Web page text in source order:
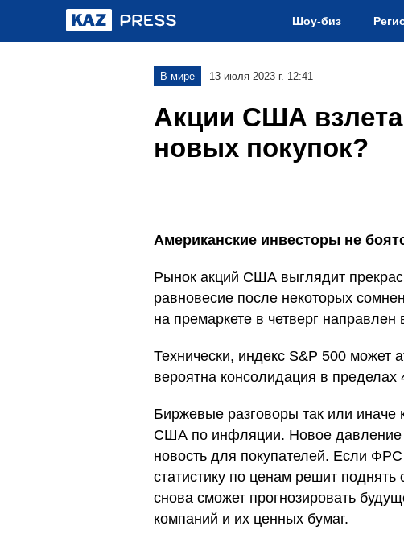
Шоу-биз
В мире 13 июля 2023 г. 12:41
Акции США
новых покупок?
Американские инвесторы не
Рынок акций США выглядит
равновесие после некоторых
на премаркете в четверг направлен
Технически, индекс S&P 500 может
вероятна консолидация в пределах
Биржевые разговоры так или иначе
США по инфляции. Новое давление
новость для покупателей. Если
статистику по ценам решит
снова сможет прогнозировать
компаний и их ценных бумаг.